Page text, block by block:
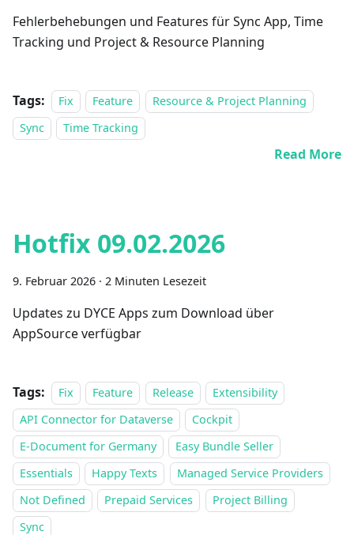
Fehlerbehebungen und Features für Sync App, Time
Tracking und Project & Resource Planning
Tags: Fix Feature
Resource & Project Planning
Sync
Time Tracking
Read More
Hotfix 09.02.2026
9. Februar 2026 · 2 Minuten Lesezeit
Updates zu DYCE Apps zum Download über
AppSource verfügbar
Tags: Fix Feature Release
Extensibility
API Connector for Dataverse
Cockpit
E-Document for Germany
Easy Bundle Seller
Essentials
Happy Texts
Managed Service Providers
Not Defined
Prepaid Services
Project Billing
Sync